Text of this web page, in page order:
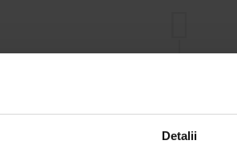
Detalii